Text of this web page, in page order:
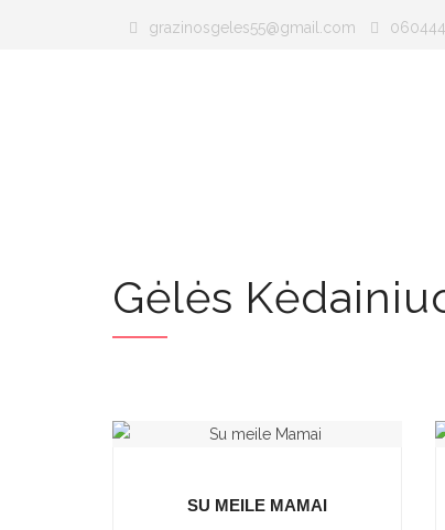
grazinosgeles55@gmail.com
Gėlės
SU MEILE MAMAI